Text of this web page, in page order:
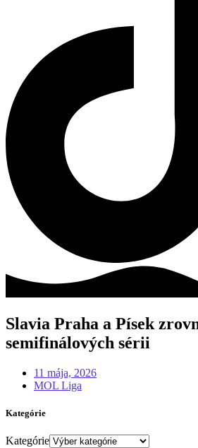
Slavia Praha a Písek
semifinálových sérii
11 mája, 2026
MOL Liga
Kategórie
Kategórie